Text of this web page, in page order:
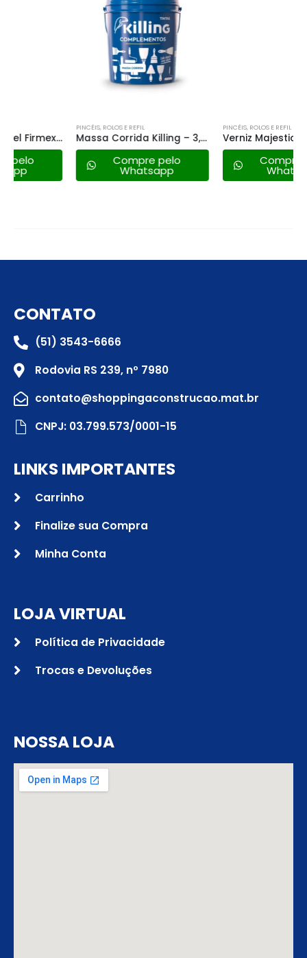
PINCÉIS, ROLOS E REFIL
Massa Corrida Killing – 3,6lt
Compre pelo
Whatsapp
PINCÉIS, ROLOS E REFIL
Verniz Majestic Pu Pisos Brilhante Incolor – 3,6lt
Compre pelo
Whatsapp
CONTATO
(51) 3543-6666
Rodovia RS 239, nº 7980
contato@shoppingaconstrucao.mat.br
CNPJ: 03.799.573/0001-15
LINKS IMPORTANTES
Carrinho
Finalize sua Compra
Minha Conta
LOJA VIRTUAL
Política de Privacidade
Trocas e Devoluções
NOSSA LOJA